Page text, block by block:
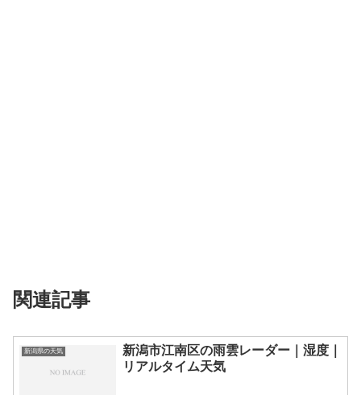
関連記事
新潟県の天気
新潟市江南区の雨雲レーダー｜湿度｜
リアルタイム天気